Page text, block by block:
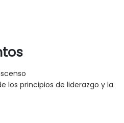
los principios de liderazgo y la